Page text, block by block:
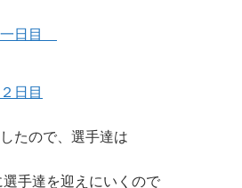
一日目
日目
たので、選手達は
手達を迎えにいくので